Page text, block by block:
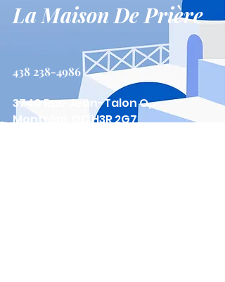
La Maison De Prière
438 238-4986
3740 Rue Jean-Talon O,
Montréal, QC H3R 2G7